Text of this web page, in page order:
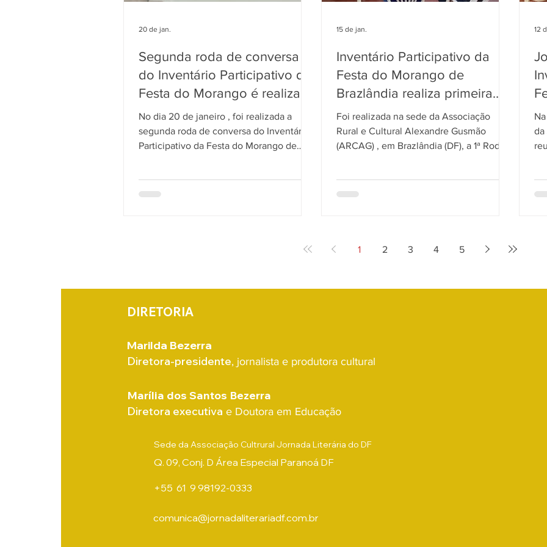
Segunda roda de conversa
do Inventário Participativo da
Festa do Morango é realizada
em Brazlândia
No dia 20 de janeiro , foi realizada a
segunda roda de conversa do Inventário
Participativo da Festa do Morango de
que integram o projeto de valorização
consolidação da Fest
20 de jan.
Inventário Participativo da
Festa do Morango de
Brazlândia realiza primeira
roda de conversa
Foi realizada na sede da Associação
Rural e Cultural Alexandre Gusmão
(ARCAG) , em Brazlândia (DF), a 1ª Roda
encontro marcou um importante
reconhecida como patrimônio cultural
em Brasília, convidados a compart
15 de jan.
da
da
12
1 2 3 4 5
DIRETORIA
Marilda Bezerra
Diretora-presidente, jornalista e produtora cultural
Marília dos Santos Bezerra
Diretora executiva e Doutora em Educação
Sede da Associação Cultrural Jornada Literária do DF
Q. 09, Conj. D Área Especial Paranoá DF
+55 61 9 98192-0333
comunica@jornadaliterariadf.com.br